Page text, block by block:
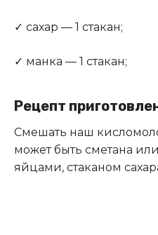
✓ сахар — 1 стакан;
✓ манка — 1 стакан;
Рецепт
Смешать наш
может быть сметана
яйцами, стаканом